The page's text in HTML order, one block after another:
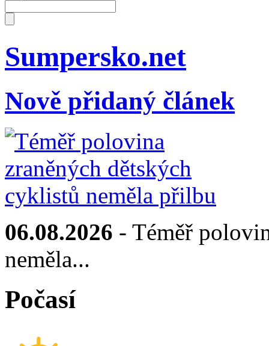
Sumpersko.net
Nově přidaný článek
06.08.2026 - Téměř
neměla...
Počasí